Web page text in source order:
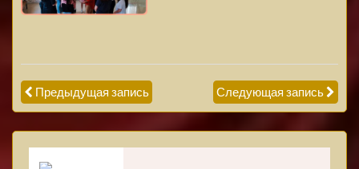
Предыдущая запись Следующая запись